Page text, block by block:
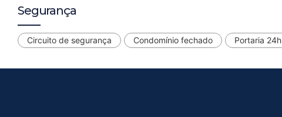
Segurança
Circuito de segurança Condomínio fechado Portaria 24h